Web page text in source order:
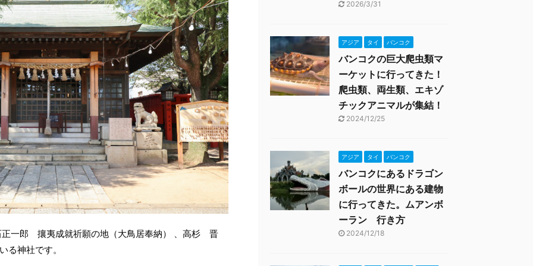
正一郎 攘夷成就祈願の地（大鳥居奉納） 、高杉 晋
神社です。
2026/3/31
アジア タイ バンコク
バンコクの巨大爬虫類マ
ーケットに行ってきた！
爬虫類、両生類、エキゾ
チックアニマルが集結！
2024/12/25
アジア タイ バンコク
バンコクにあるドラゴン
ボールの世界にある建物
に行ってきた。ムアンボ
ーラン 行き方
2024/12/18